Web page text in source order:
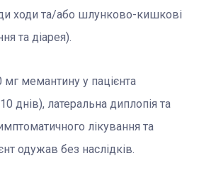
ходи та/або шлунково-кишкові
та діарея).
мемантину у пацієнта
днів), латеральна диплопія та
лікування та
одужав без наслідків.